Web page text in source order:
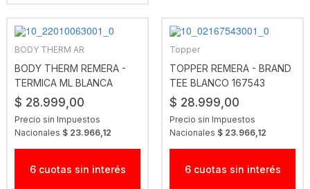
BODY THERM AR
BODY THERM REMERA -
TERMICA ML BLANCA
$ 28.999,00
Precio sin Impuestos
Nacionales $ 23.966,12
6 cuotas sin interés
Topper
TOPPER REMERA - BRAND
TEE BLANCO 167543
$ 28.999,00
Precio sin Impuestos
Nacionales $ 23.966,12
6 cuotas sin interés